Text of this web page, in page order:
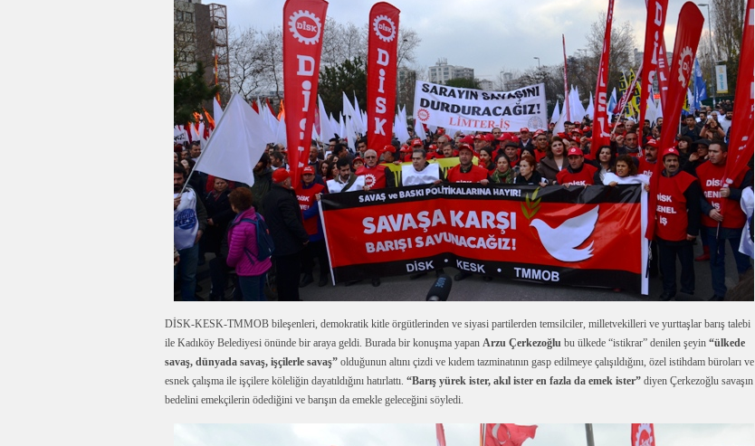
DİSK-KESK-TMMOB bileşenleri, demokratik kitle örgütlerinden ve siyasi partilerden temsilciler, milletvekilleri ve yurttaşlar barış talebi
ile Kadıköy Belediyesi önünde bir araya geldi. Burada bir konuşma yapan Arzu Çerkezoğlu bu ülkede “istikrar” denilen şeyin “ülkede
savaş, dünyada savaş, işçilerle savaş” olduğunun altını çizdi ve kıdem tazminatının gasp edilmeye çalışıldığını, özel istihdam büroları ve
esnek çalışma ile işçilere köleliğin dayatıldığını hatırlattı. “Barış yürek ister, akıl ister en fazla da emek ister” diyen Çerkezoğlu savaşın
bedelini emekçilerin ödediğini ve barışın da emekle geleceğini söyledi.